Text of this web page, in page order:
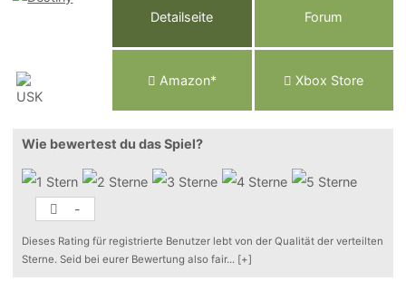
Detailseite Forum
Amazon* Xbox Store
Wie bewertest du das Spiel?
-
Dieses Rating für registrierte Benutzer lebt von der Qualität der verteilten
Sterne. Seid bei eurer Bewertung also fair... [+]